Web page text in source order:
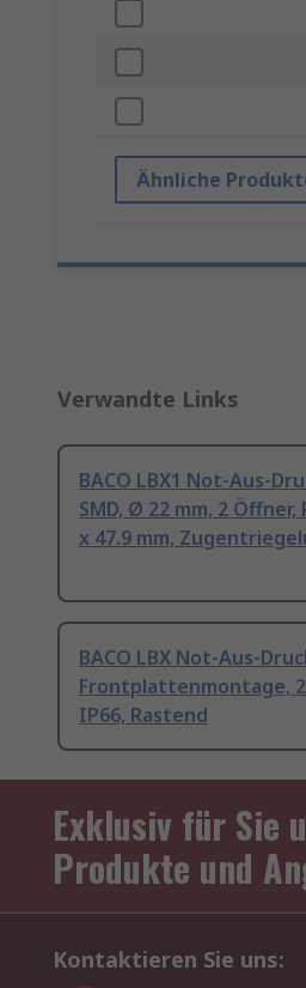
Ähnliche
Verwandte Links
BACO LBX1 Not-Aus-
SMD, Ø 22 mm, 2 Öffner,
x 47.9 mm,
BACO LBX Not-Aus-
Frontplattenmontage,
IP66, Rastend
Exklusiv für Sie
Produkte und
Kontaktieren Sie uns: